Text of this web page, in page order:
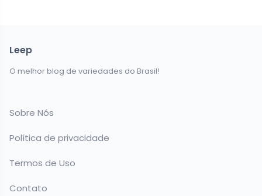
Leep
O melhor blog de variedades do Brasil!
Sobre Nós
Política de privacidade
Termos de Uso
Contato